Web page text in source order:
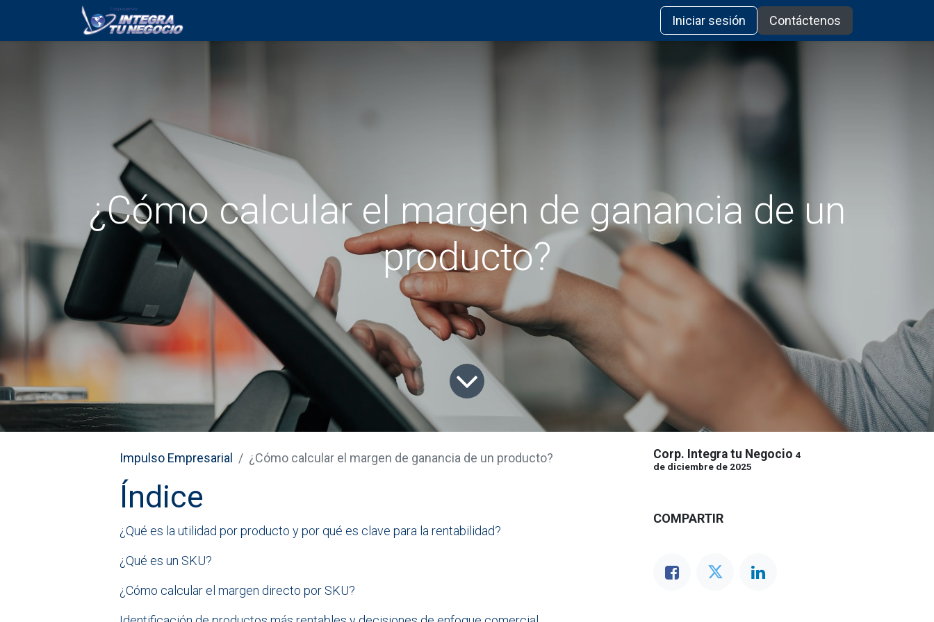
Iniciar sesión Contáctenos
¿Cómo calcular el margen de ganancia de un
producto?
Impulso Empresarial ¿Cómo calcular el margen de ganancia de un producto?
Índice
¿Qué es la utilidad por producto y por qué es clave para la rentabilidad?
¿Qué es un SKU?
¿Cómo calcular el margen directo por SKU?
Corp. Integra tu Negocio 4
de diciembre de 2025
COMPARTIR